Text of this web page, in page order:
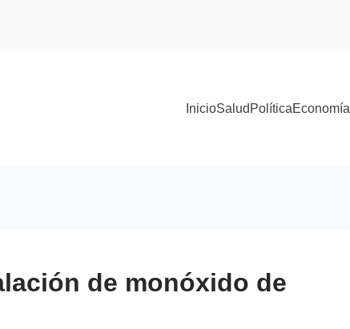
InicioSalud PolíticaEconomía
de monóxido de